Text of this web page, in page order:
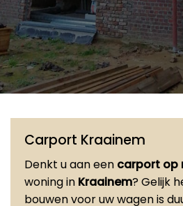
Carport Kraainem
Denkt u aan een carport op
woning in Kraainem? Gelijk
bouwen voor uw wagen is